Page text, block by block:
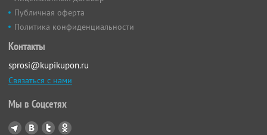
Публичная оферта
Политика конфиденциальности
Контакты
sprosi@kupikupon.ru
Связаться с нами
Мы в Соцсетях